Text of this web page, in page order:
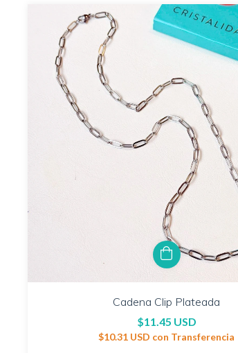
Cadena Clip Plateada
$11.45 USD
$10.31 USD con Transferencia